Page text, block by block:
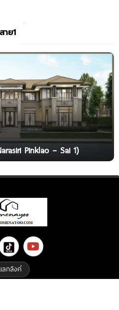
ย1
Pinklao – Sai 1)
แลกลิงค์